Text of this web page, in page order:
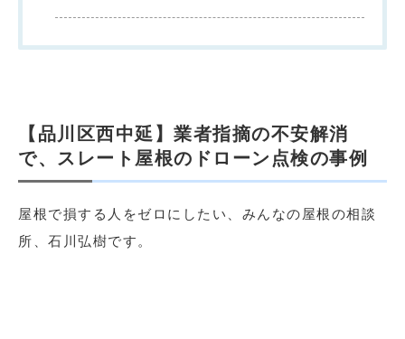
【品川区西中延】業者指摘の不安解消
で、スレート屋根のドローン点検の事例
屋根で損する人をゼロにしたい、みんなの屋根の相談
所、石川弘樹です。